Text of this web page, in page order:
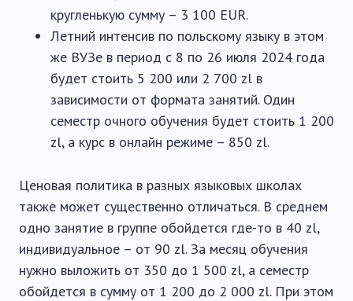
кругленькую сумму – 3 100 EUR.
Летний интенсив по польскому языку в этом
же ВУЗе в период с 8 по 26 июля 2024 года
будет стоить 5 200 или 2 700 zl в
зависимости от формата занятий. Один
семестр очного обучения будет стоить 1 200
zl, а курс в онлайн режиме – 850 zl.
Ценовая политика в разных языковых школах
также может существенно отличаться. В среднем
одно занятие в группе обойдется где-то в 40 zl,
индивидуальное – от 90 zl. За месяц обучения
нужно выложить от 350 до 1 500 zl, а семестр
обойдется в сумму от 1 200 до 2 000 zl. При этом